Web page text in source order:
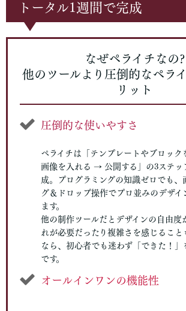
トータル1週間で完成
なぜペライチなの?
他のツールより圧倒的なペラ
リット
圧倒的な使いやすさ
ペライチは「テンプレートやブロッ
画像を入れる → 公開する」の3ステッ
成。プログラミングの知識ゼロでも、
グ＆ドロップ操作でプロ並みのデザイ
ます。
他の制作ツールだとデザインの自由度
れが必要だったり複雑さを感じること
なら、初心者でも迷わず「できた！」
です。
オールインワンの機能性